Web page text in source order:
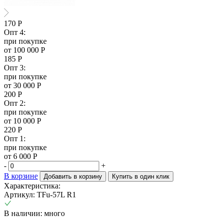
170 Р
Опт 4:
при покупке
от 100 000 Р
185 Р
Опт 3:
при покупке
от 30 000 Р
200 Р
Опт 2:
при покупке
от 10 000 Р
220 Р
Опт 1:
при покупке
от 6 000 Р
-
+
В корзине
Добавить в корзину Купить в один клик
Характеристика:
Артикул: TFu-57L R1
В наличии: много